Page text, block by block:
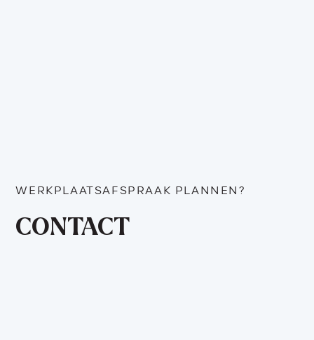
WERKPLAATSAFSPRAAK PLANNEN?
CONTACT